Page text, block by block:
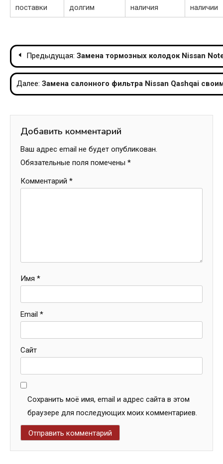
поставки
долгим
наличия
наличии
Навигация
по
записям
Предыдущая: Замена тормозных колодок Nissan
Далее: Замена салонного фильтра Nissan Qashqai
Добавить комментарий
Ваш адрес email не будет опубликован.
Обязательные поля помечены *
Комментарий *
Имя *
Email *
Сайт
Сохранить моё имя, email и адрес сайта в этом
браузере для последующих моих комментариев.